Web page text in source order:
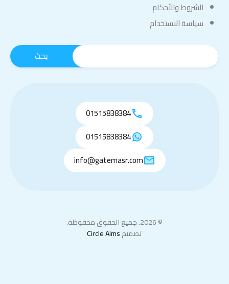
الشروط والأحكام
سياسة الاستخدام
01515838384
01515838384
info@gatemasr.com
© 2026. جميع الحقوق محفوظة.
تصميمCircle Aims